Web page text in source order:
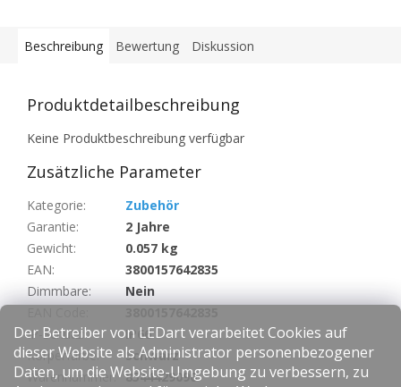
Der Betreiber von LEDart verarbeitet Cookies auf
dieser Website als Administrator personenbezogener
Daten, um die Website-Umgebung zu verbessern, zu
Beschreibung Bewertung Diskussion
Produktdetailbeschreibung
Keine Produktbeschreibung verfügbar
Zusätzliche Parameter
Kategorie:
Zubehör
Garantie:
2 Jahre
Gewicht:
0.057 kg
EAN:
3800157642835
Dimmbare:
Nein
IP-Schutz:
IP66
Körperfarbe:
Schwarz
Warennummer: 8544429090